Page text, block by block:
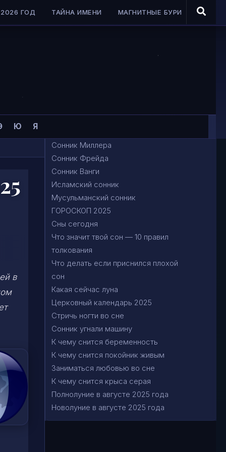
ГОД ТАЙНА ИМЕНИ МАГНИТНЫЕ БУРИ
Ю Я
в
Сонник Миллера
Сонник Фрейда
Сонник Ванги
Исламский сонник
Мусульманский сонник
ГОРОСКОП 2025
Сны сегодня
Что значит твой сон — 10 правил
толкования
Что делать если приснился плохой
сон
Какая сейчас луна
Церковный календарь 2025
Стричь ногти во сне
Сонник угнали машину
К чему снится беременность
К чему снится покойник живым
Заниматься любовью во сне
К чему снится крыса серая
Полнолуние в августе 2025 года
Новолуние в августе 2025 года